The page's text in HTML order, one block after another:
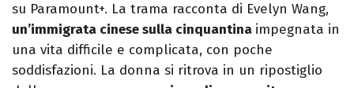
su Paramount+. La trama racconta di Evelyn Wang,
un’immigrata cinese sulla cinquantina impegnata in
una vita difficile e complicata, con poche
soddisfazioni. La donna si ritrova in un ripostiglio